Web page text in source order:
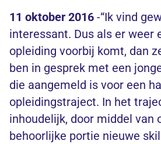
11 oktober 2016 -“Ik vind
interessant. Dus als er weer
opleiding voorbij komt, dan
ben in gesprek met een
die aangemeld is voor een
opleidingstraject. In het
inhoudelijk, door middel van
behoorlijke portie nieuwe